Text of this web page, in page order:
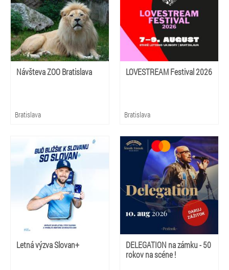
Návšteva ZOO Bratislava
Bratislava
LOVESTREAM Festival 2026
Bratislava
Letná výzva Slovan+
DELEGATION na zámku - 50
rokov na scéne !